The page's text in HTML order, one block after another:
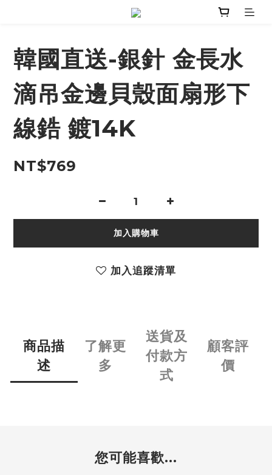
韓國直送-銀針 金長水
滴吊金邊貝殼面扇形下
線鋯 鍍14K
NT$769
加入購物車
加入追蹤清單
商品描
述
了解更
多
送貨及
付款方
式
顧客評
價
您可能喜歡...